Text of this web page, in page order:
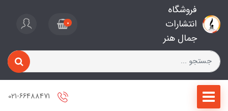
فروشگاه
انتشارات
جمال هنر
0